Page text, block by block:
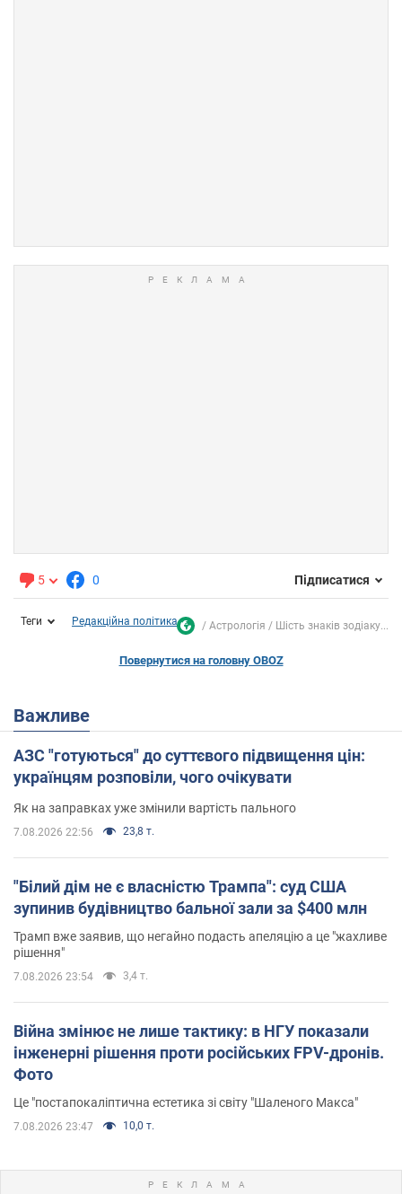
5 0 Підписатися
Теги Редакційна політика Астрологія Шість знаків зодіаку...
Повернутися на головну OBOZ
Важливе
АЗС "готуються" до суттєвого підвищення цін:
українцям розповіли, чого очікувати
Як на заправках уже змінили вартість пального
7.08.2026 22:56 23,8 т.
"Білий дім не є власністю Трампа": суд США
зупинив будівництво бальної зали за $400 млн
Трамп вже заявив, що негайно подасть апеляцію а це "жахливе
рішення"
7.08.2026 23:54 3,4 т.
Війна змінює не лише тактику: в НГУ показали
інженерні рішення проти російських FPV-дронів.
Фото
Це "постапокаліптична естетика зі світу "Шаленого Макса"
7.08.2026 23:47 10,0 т.